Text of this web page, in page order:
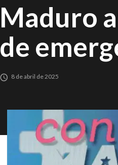
Maduro
de
8 de abril de 2025